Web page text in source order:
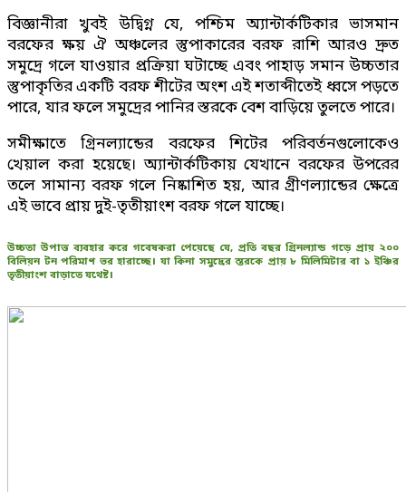
বিজ্ঞানীরা খুবই উদ্বিগ্ন যে, পশ্চিম অ্যান্টার্কটিকার ভাসমান
বরফের ক্ষয় ঐ অঞ্চলের স্তুপাকারের বরফ রাশি আরও দ্রুত
সমুদ্রে গলে যাওয়ার প্রক্রিয়া ঘটাচ্ছে এবং পাহাড় সমান উচ্চতার
স্তুপাকৃতির একটি বরফ শীটের অংশ এই শতাব্দীতেই ধ্বসে পড়তে
পারে, যার ফলে সমুদ্রের পানির স্তরকে বেশ বাড়িয়ে তুলতে পারে।
সমীক্ষাতে গ্রিনল্যান্ডের বরফের শিটের পরিবর্তনগুলোকেও
খেয়াল করা হয়েছে। অ্যান্টার্কটিকায় যেখানে বরফের উপরের
তলে সামান্য বরফ গলে নিষ্কাশিত হয়, আর গ্রীণল্যান্ডের ক্ষেত্রে
এই ভাবে প্রায় দুই-তৃতীয়াংশ বরফ গলে যাচ্ছে।
উচ্চতা উপাত্ত ব্যবহার করে গবেষকরা পেয়েছে যে, প্রতি বছর গ্রিনল্যান্ড গড়ে প্রায় ২০০
বিলিয়ন টন পরিমাণ ভর হারাচ্ছে। যা কিনা সমুদ্রের স্তরকে প্রায় ৮ মিলিমিটার বা ১ ইঞ্চির
তৃতীয়াংশ বাড়াতে যথেষ্ট।